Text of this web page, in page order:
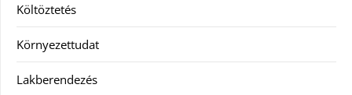
Költöztetés
Környezettudat
Lakberendezés